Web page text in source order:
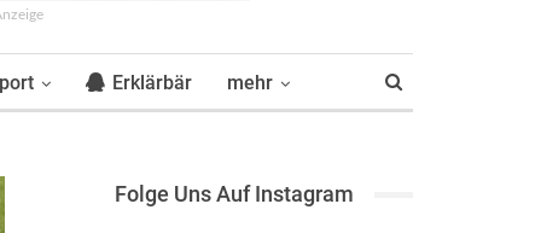
Erklärbär mehr
Folge Uns Auf Instagram